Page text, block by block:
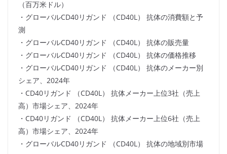
（百万米ドル）
・グローバルCD40リガンド （CD40L） 抗体の消費額と予
測
・グローバルCD40リガンド （CD40L） 抗体の販売量
・グローバルCD40リガンド （CD40L） 抗体の価格推移
・グローバルCD40リガンド （CD40L） 抗体のメーカー別
シェア、2024年
・CD40リガンド （CD40L） 抗体メーカー上位3社（売上
高）市場シェア、2024年
・CD40リガンド （CD40L） 抗体メーカー上位6社（売上
高）市場シェア、2024年
・グローバルCD40リガンド （CD40L） 抗体の地域別市場